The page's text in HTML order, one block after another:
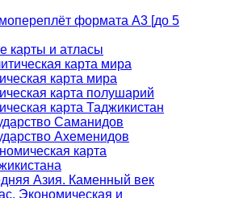
формата А3 [до 5
карты и атласы
карта мира
карта мира
карта полушарий
карта Таджикистан
Саманидов
Ахеменидов
карта
Азия. Каменный век
Экономическая и